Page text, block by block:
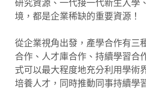
研究資源、一代接一代新生入學
境，都是企業稀缺的重要資源！
從企業視角出發，產學合作有三
合作、人才庫合作、持續學習合
式可以最大程度地充分利用學術
培養人才，同時推動同事持續學